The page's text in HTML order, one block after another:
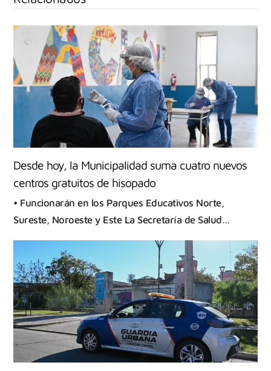
Desde hoy, la Municipalidad suma cuatro nuevos
centros gratuitos de hisopado
• Funcionarán en los Parques Educativos Norte,
Sureste, Noroeste y Este La Secretaría de Salud…